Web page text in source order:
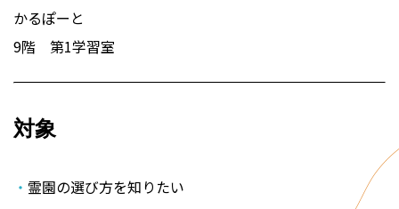
かるぽーと
9階 第1学習室
対象
霊園の選び方を知りたい